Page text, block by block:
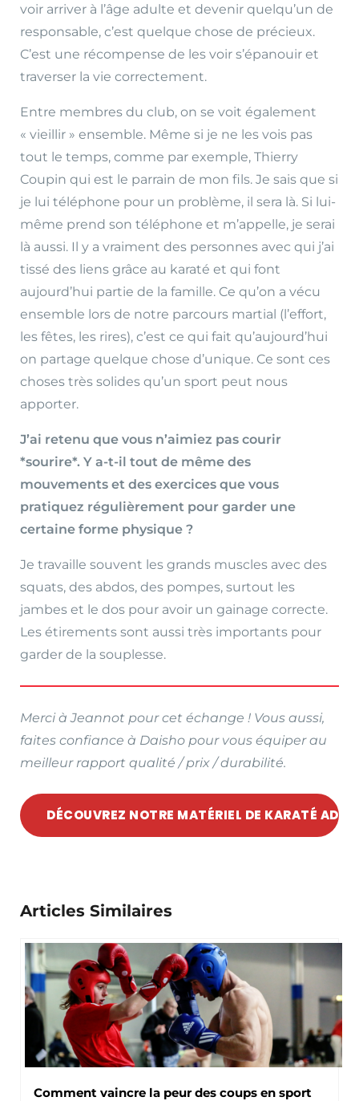
voir arriver à l’âge adulte et devenir quelqu’un de
responsable, c’est quelque chose de précieux.
C’est une récompense de les voir s’épanouir et
traverser la vie correctement.
Entre membres du club, on se voit également
« vieillir » ensemble. Même si je ne les vois pas
tout le temps, comme par exemple, Thierry
Coupin qui est le parrain de mon fils. Je sais que si
je lui téléphone pour un problème, il sera là. Si lui-
même prend son téléphone et m’appelle, je serai
là aussi. Il y a vraiment des personnes avec qui j’ai
tissé des liens grâce au karaté et qui font
aujourd’hui partie de la famille. Ce qu’on a vécu
ensemble lors de notre parcours martial (l’effort,
les fêtes, les rires), c’est ce qui fait qu’aujourd’hui
on partage quelque chose d’unique. Ce sont ces
choses très solides qu’un sport peut nous
apporter.
J’ai retenu que vous n’aimiez pas courir
*sourire*. Y a-t-il tout de même des
mouvements et des exercices que vous
pratiquez régulièrement pour garder une
certaine forme physique ?
Je travaille souvent les grands muscles avec des
squats, des abdos, des pompes, surtout les
jambes et le dos pour avoir un gainage correcte.
Les étirements sont aussi très importants pour
garder de la souplesse.
Merci à Jeannot pour cet échange ! Vous aussi,
faites confiance à Daisho pour vous équiper au
meilleur rapport qualité / prix / durabilité.
DÉCOUVREZ NOTRE MATÉRIEL DE KARATÉ
Articles Similaires
Comment vaincre la peur des coups en sport